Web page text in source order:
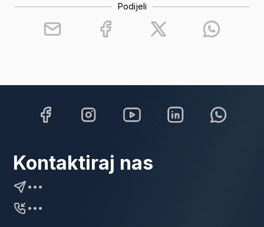
Podijeli
Kontaktiraj nas
•••
•••